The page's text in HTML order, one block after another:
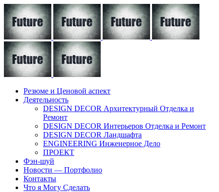
Резюме и Ценовой аспект
Деятельность
DESIGN DECOR Архитектурный Отделка и
Ремонт
DESIGN DECOR Интерьеров Отделка и Ремонт
DESIGN DECOR Ландшафта
ENGINEERING Инженерное Дело
ПРОЕКТ
Фэн-шуй
Новости — Портфолио
Контакты
Что я Могу Сделать